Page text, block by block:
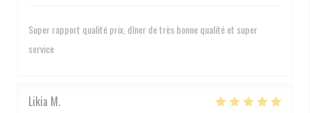
Super rapport qualité prix, dîner de très bonne qualité et super
service
Likia M